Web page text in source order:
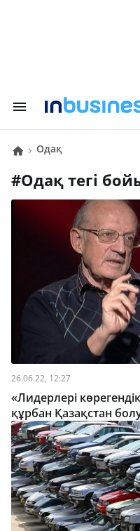
одақ
# одақ тегі
26.06.22, 12:27
«Лидерлері
құрбан Қазақстан